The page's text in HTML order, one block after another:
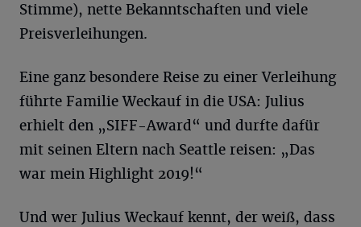
Stimme), nette Bekanntschaften und viele
Preisverleihungen.
Eine ganz besondere Reise zu einer Verleihung
führte Familie Weckauf in die USA: Julius
erhielt den „SIFF-Award“ und durfte dafür
mit seinen Eltern nach Seattle reisen: „Das
war mein Highlight 2019!“
Und wer Julius Weckauf kennt, der weiß, dass